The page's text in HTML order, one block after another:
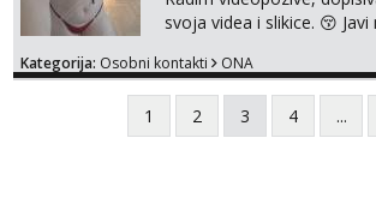
svoja videa i slikice. 😚
0045
Kategorija: Osobni kontakti ONA
1 2 3 4 ...